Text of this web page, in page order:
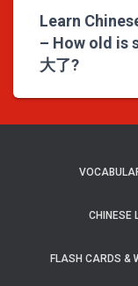
Learn
– How old is
大了?
CHINESE
FLASH CARDS &